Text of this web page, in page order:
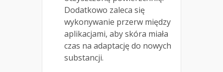
Dodatkowo zaleca się
wykonywanie przerw między
aplikacjami, aby skóra miała
czas na adaptację do nowych
substancji.